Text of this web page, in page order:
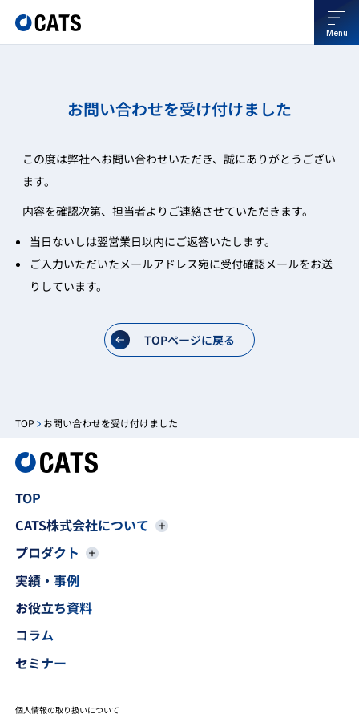
Menu
お問い合わせを受け付けました
この度は弊社へお問い合わせいただき、誠にありがとうござい
ます。
内容を確認次第、担当者よりご連絡させていただきます。
当日ないしは翌営業日以内にご返答いたします。
ご入力いただいたメールアドレス宛に受付確認メールをお送
りしています。
TOPページに戻る
TOP お問い合わせを受け付けました
TOP
CATS株式会社について
プロダクト
実績・事例
お役立ち資料
コラム
セミナー
個人情報の取り扱いについて